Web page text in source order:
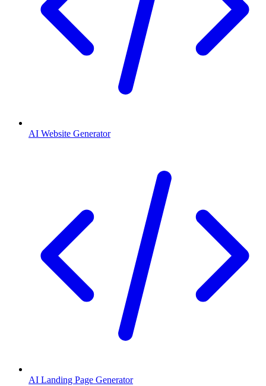
AI Website Generator
AI Landing Page Generator